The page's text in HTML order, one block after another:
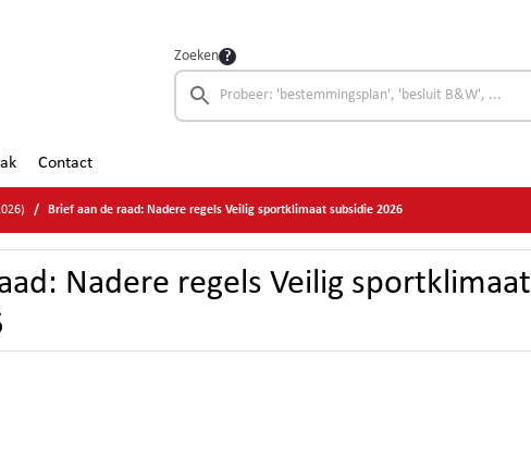
Zoeken
Contact
Brief aan de raad: Nadere regels Veilig sportklimaat subsidie 2026
Nadere regels Veilig sportklimaat